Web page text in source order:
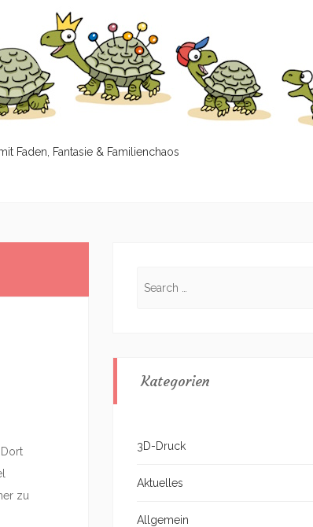
Faden, Fantasie & Familienchaos
zu
Kategorien
3D-Druck
Aktuelles
Allgemein